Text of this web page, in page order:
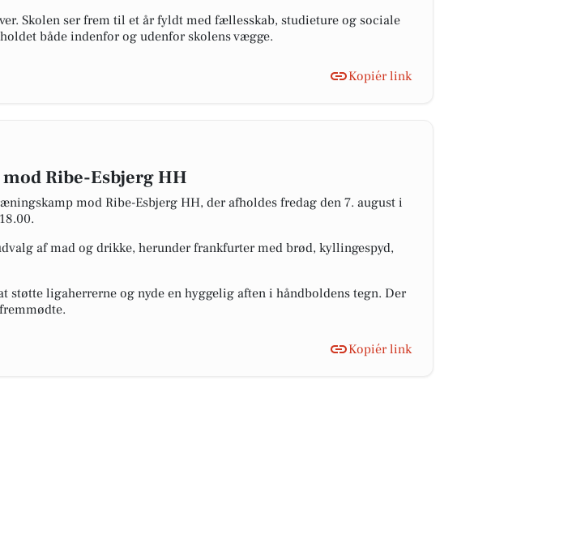
Skolen ser frem til et år fyldt med fællesskab, studieture og sociale
både indenfor og udenfor skolens vægge.
Kopiér link
Ribe-Esbjerg HH
mod Ribe-Esbjerg HH, der afholdes fredag den 7. august i
af mad og drikke, herunder frankfurter med brød, kyllingespyd,
støtte ligaherrerne og nyde en hyggelig aften i håndboldens tegn. Der
Kopiér link